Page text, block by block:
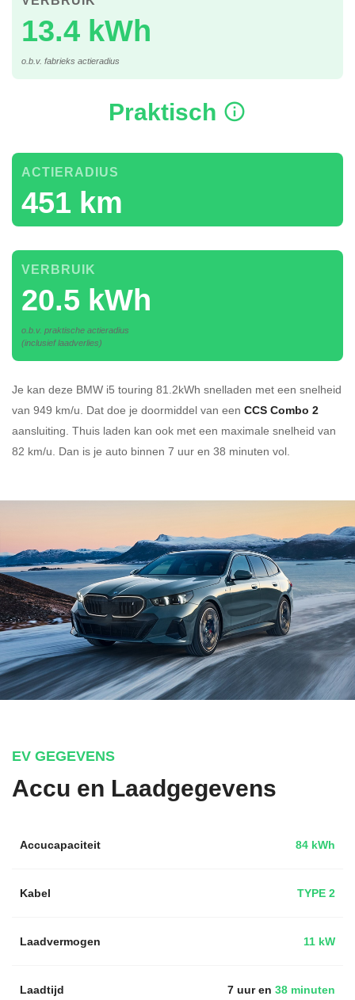
13.4 kWh
o.b.v. fabrieks actieradius
Praktisch
451 km
ACTIERADIUS
20.5 kWh
VERBRUIK
o.b.v. praktische actieradius
(inclusief laadverlies)
Je kan deze BMW i5 touring 81.2kWh snelladen met een snelheid
van 949 km/u. Dat doe je doormiddel van een CCS Combo 2
aansluiting. Thuis laden kan ook met een maximale snelheid van
82 km/u. Dan is je auto binnen 7 uur en 38 minuten vol.
EV GEGEVENS
Accu en Laadgegevens
Accucapaciteit 84 kWh
Kabel TYPE 2
Laadvermogen 11 kW
Laadtijd 7 uur en 38 minuten